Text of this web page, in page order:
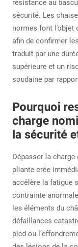
résistance au
sécurité. Les
normes font l’objet
afin de confirmer
traduit par une
supérieure et un
soudaine par
Pourquoi
charge
la sécurité
Dépasser la
pliante crée
accélère la fatigue
contrainte
les éléments du
défaillances
pied ou